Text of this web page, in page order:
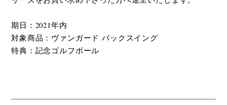
期日：2021年内
対象商品：ヴァンガード バックスイング
特典：記念ゴルフボール